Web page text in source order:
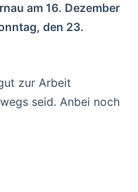
am 16. Dezember
den 23.
zur Arbeit
seid. Anbei noch